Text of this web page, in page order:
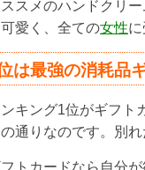
スメのハンドクリ
可愛く、全ての女性に
は最強の消耗品
キング1位がギフト
通りなのです。別
トカードなら自分